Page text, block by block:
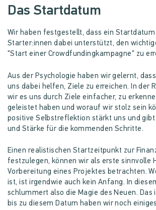
Das Startdatum
Wir haben festgestellt, dass ein
Starter:innen dabei unterstützt, den
"Start einer Crowdfundingkampagne" zu
Aus der Psychologie haben wir gelernt,
uns dabei helfen, Ziele zu erreichen. In der
wir es uns durch Ziele einfacher, zu
geleistet haben und worauf wir stolz sein
positive Selbstreflektion stärkt uns und
und Stärke für die kommenden Schritte.
Einen realistischen Startzeitpunkt zur
festzulegen, können wir als erste sinnvolle
Vorbereitung eines Projektes betrachten.
ist, ist irgendwie auch kein Anfang. In
schlummert also die Magie des Neuen. Das
bis zu diesem Datum haben wir noch